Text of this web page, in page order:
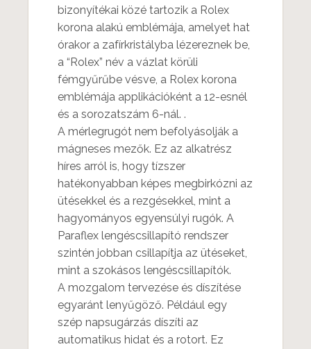
bizonyítékai közé tartozik a Rolex
korona alakú emblémája, amelyet hat
órakor a zafírkristályba lézereznek be,
a “Rolex” név a vázlat körüli
fémgyűrűbe vésve, a Rolex korona
emblémája applikációként a 12-esnél
és a sorozatszám 6-nál. .
A mérlegrugót nem befolyásolják a
mágneses mezők. Ez az alkatrész
híres arról is, hogy tízszer
hatékonyabban képes megbirkózni az
ütésekkel és a rezgésekkel, mint a
hagyományos egyensúlyi rugók. A
Paraflex lengéscsillapító rendszer
szintén jobban csillapítja az ütéseket,
mint a szokásos lengéscsillapítók.
A mozgalom tervezése és díszítése
egyaránt lenyűgöző. Például egy
szép napsugárzás díszíti az
automatikus hidat és a rotort. Ez